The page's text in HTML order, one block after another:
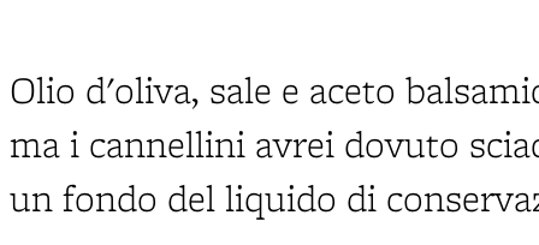
Olio d'oliva, sale e aceto
ma i cannellini avrei dovuto
un fondo del liquido di